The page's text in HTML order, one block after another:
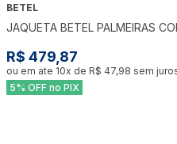
BETEL
JAQUETA BETEL PALMEIRAS
R$ 479,87
ou em ate 10x de R$ 47,98 sem
5% OFF no PIX